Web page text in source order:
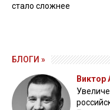
стало сложнее
БЛОГИ »
Виктор